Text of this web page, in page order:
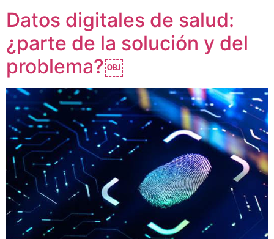
Datos digitales de salud:
¿parte de la solución y del
problema?￼